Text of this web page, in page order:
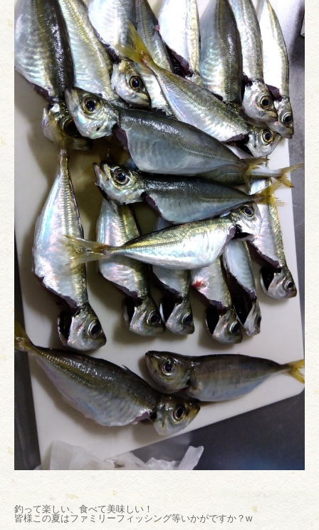
釣って楽しい、食べて美味しい！
皆様この夏はファミリーフィッシング等いかがですか？w